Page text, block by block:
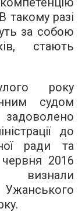
такому разі
за собою
стають
року
судом
задоволено
до
ради та
2016
визнали